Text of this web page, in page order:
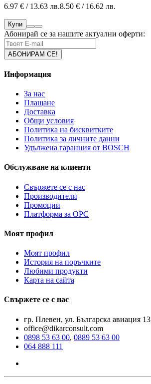
6.97 € / 13.63 лв.8.50 € / 16.62 лв.
Купи
Абонирай се за нашите актуални оферти:
Информация
За нас
Плащане
Доставка
Общи условия
Политика на бисквитките
Политика за личните данни
Удължена гаранция от BOSCH
Обслужване на клиенти
Свържете се с нас
Производители
Промоции
Платформа за ОРС
Моят профил
Моят профил
История на поръчките
Любими продукти
Карта на сайта
Свържете се с нас
гр. Плевен, ул. Българска авиация 13
office@dikarconsult.com
0898 53 63 00, 0889 53 63 00
064 888 111